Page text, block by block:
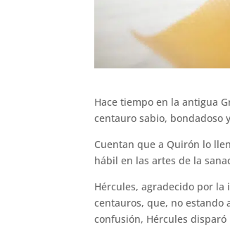
Hace tiempo en la antigua
centauro sabio, bondadoso
Cuentan que a Quirón lo
hábil en las artes de la
Hércules, agradecido por
centauros, que, no estando
confusión, Hércules